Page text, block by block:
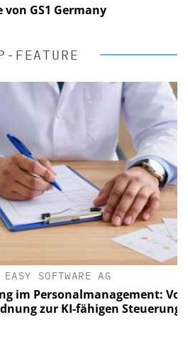
von GS1 Germany
FEATURE
SOFTWARE AG
Personalmanagement: Von
zur KI-fähigen Steuerung